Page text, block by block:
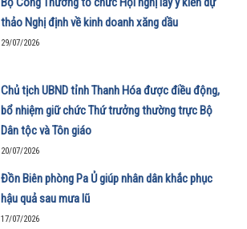
thảo Nghị định về kinh doanh xăng dầu
29/07/2026
Chủ tịch UBND tỉnh Thanh Hóa được điều động,
bổ nhiệm giữ chức Thứ trưởng thường trực Bộ
Dân tộc và Tôn giáo
20/07/2026
Đồn Biên phòng Pa Ủ giúp nhân dân khắc phục
hậu quả sau mưa lũ
17/07/2026